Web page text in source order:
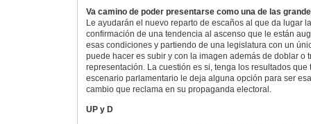
Va camino de poder presentarse como una de las
Le ayudarán el nuevo reparto de escaños al que da lugar
confirmación de una tendencia al ascenso que le están
esas condiciones y partiendo de una legislatura con un
puede hacer es subir y con la imagen además de doblar o
representación. La cuestión es si, tenga los resultados que
escenario parlamentario le deja alguna opción para ser
cambio que reclama en su propaganda electoral.
UP y D